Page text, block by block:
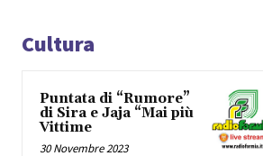
Cultura
Puntata di “Rumore”
di Sira e Jaja “Mai più
Vittime
30 Novembre 2023